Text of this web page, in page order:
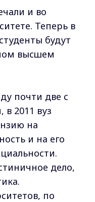
и во
Теперь в
будут
высшем
почти две с
в 2011 вуз
на
и на его
дело,
по